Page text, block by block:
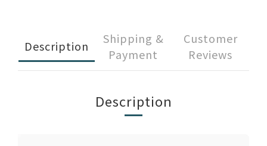
Description
Shipping &
Payment
Customer
Reviews
Description